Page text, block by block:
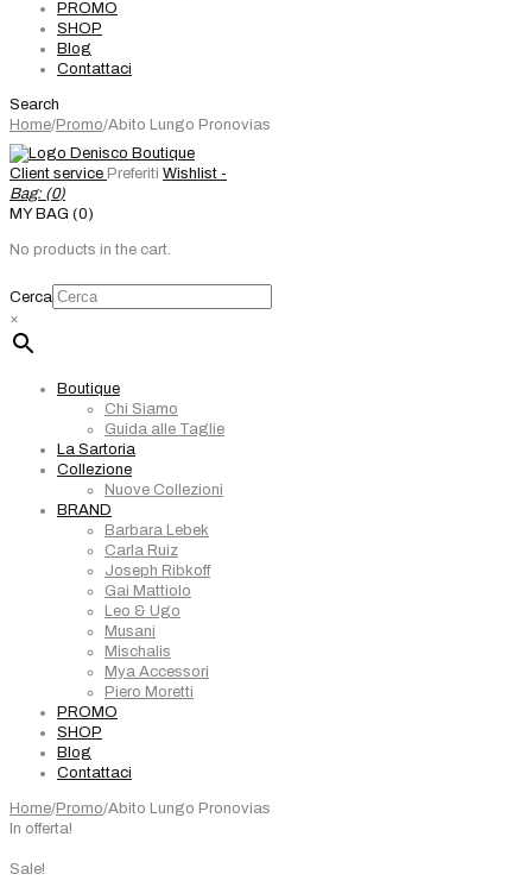
PROMO
SHOP
Blog
Contattaci
Search
Home/Promo/Abito Lungo Pronovias
Client service Preferiti Wishlist -
Bag: (0)
MY BAG (0)
No products in the cart.
Cerca
×
Boutique
Chi Siamo
Guida alle Taglie
La Sartoria
Collezione
Nuove Collezioni
BRAND
Barbara Lebek
Carla Ruiz
Joseph Ribkoff
Gai Mattiolo
Leo & Ugo
Musani
Mischalis
Mya Accessori
Piero Moretti
PROMO
SHOP
Blog
Contattaci
Home/Promo/Abito Lungo Pronovias
In offerta!
Sale!